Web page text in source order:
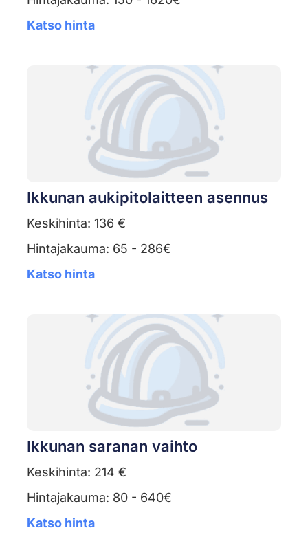
Katso hinta
Ikkunan aukipitolaitteen asennus
Keskihinta: 136 €
Hintajakauma: 65 - 286€
Katso hinta
Ikkunan saranan vaihto
Keskihinta: 214 €
Hintajakauma: 80 - 640€
Katso hinta